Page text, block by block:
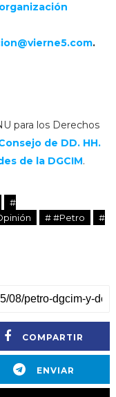
.
para los Derechos
de DD. HH.
de la DGCIM.
#
# #Petro
#
COMPARTIR
ENVIAR